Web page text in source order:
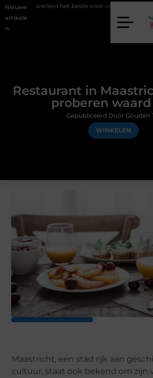
Nieuwe
artikele
n
beste voor vastgoedmarketing?
Restaurant in
proberen
WINKELEN
Gepubliceerd Door Gouden
Maastricht, een stad rijk aan
cultuur, staat ook bekend om zijn